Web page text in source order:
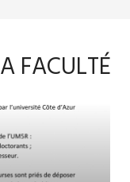
FACULTÉ